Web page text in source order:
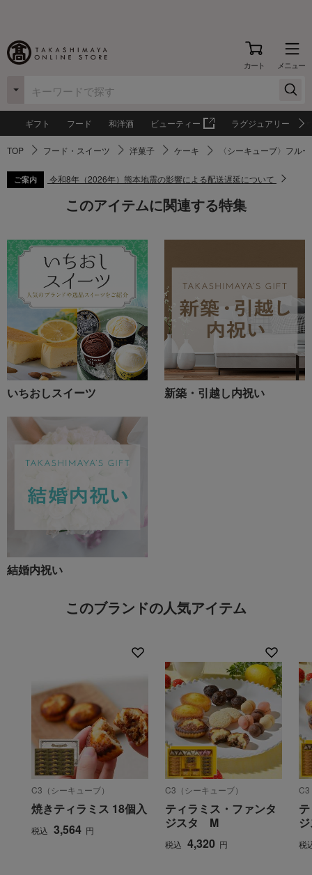
カート メニュー
ギフト フード 和洋酒 ビューティー ラグジュアリー
TOP フード・スイーツ 洋菓子 ケーキ 〈シーキューブ〉フル
ご案内 令和8年（2026年）熊本地震の影響による配送遅延について
このアイテムに関連する特集
いちおしスイーツ 新築・引越し内祝い
結婚内祝い
このブランドの人気アイテム
C3（シーキューブ）
焼きティラミス 18個入
税込 3,564 円
C3（シーキューブ）
ティラミス・ファンタ
ジスタ M
税込 4,320 円
C3
税